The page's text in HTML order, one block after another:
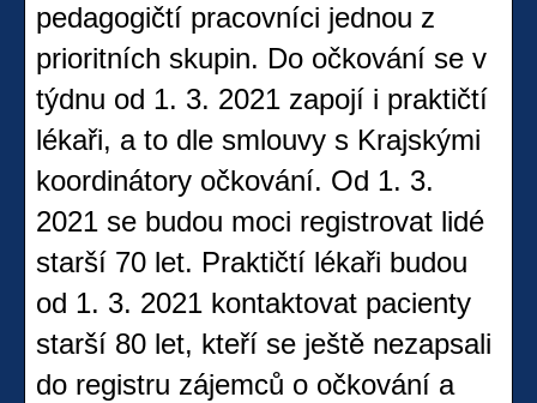
pedagogičtí pracovníci jednou z
prioritních skupin. Do očkování se v
týdnu od 1. 3. 2021 zapojí i praktičtí
lékaři, a to dle smlouvy s Krajskými
koordinátory očkování. Od 1. 3.
2021 se budou moci registrovat lidé
starší 70 let. Praktičtí lékaři budou
od 1. 3. 2021 kontaktovat pacienty
starší 80 let, kteří se ještě nezapsali
do registru zájemců o očkování a